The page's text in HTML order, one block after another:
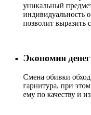
уникальный
индивидуальность
позволит выразить
Экономия денег
Смена обивки
гарнитура, при
ему по качеству и